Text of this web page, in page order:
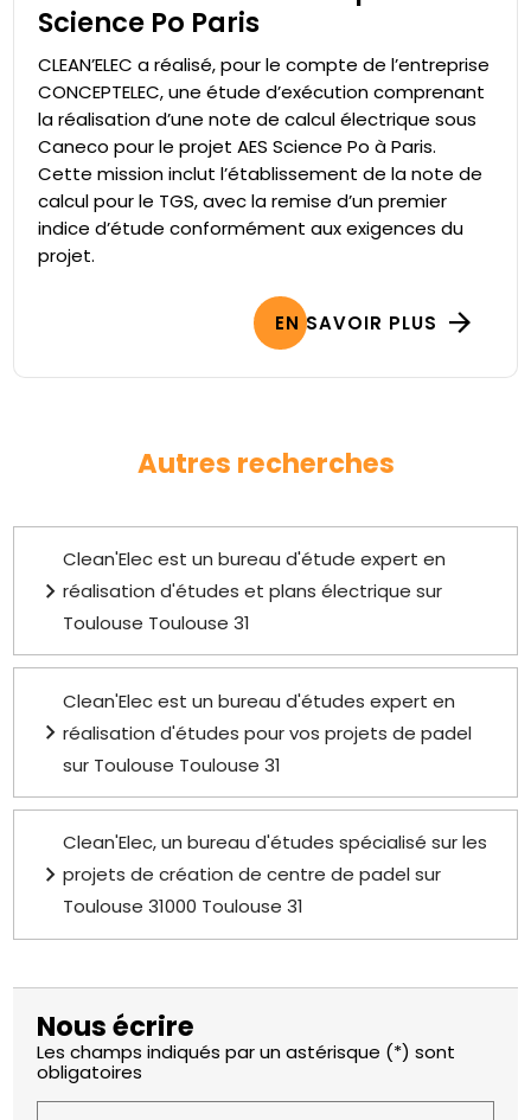
Science Po Paris
CLEAN’ELEC a réalisé, pour le compte de l’entreprise
CONCEPTELEC, une étude d’exécution comprenant
la réalisation d’une note de calcul électrique sous
Caneco pour le projet AES Science Po à Paris.
Cette mission inclut l’établissement de la note de
calcul pour le TGS, avec la remise d’un premier
indice d’étude conformément aux exigences du
projet.
EN SAVOIR PLUS
Autres recherches
Clean'Elec est un bureau d'étude expert en
réalisation d'études et plans électrique sur
Toulouse Toulouse 31
Clean'Elec est un bureau d'études expert en
réalisation d'études pour vos projets de padel
sur Toulouse Toulouse 31
Clean'Elec, un bureau d'études spécialisé sur les
projets de création de centre de padel sur
Toulouse 31000 Toulouse 31
Nous écrire
Les champs indiqués par un astérisque (*) sont
obligatoires